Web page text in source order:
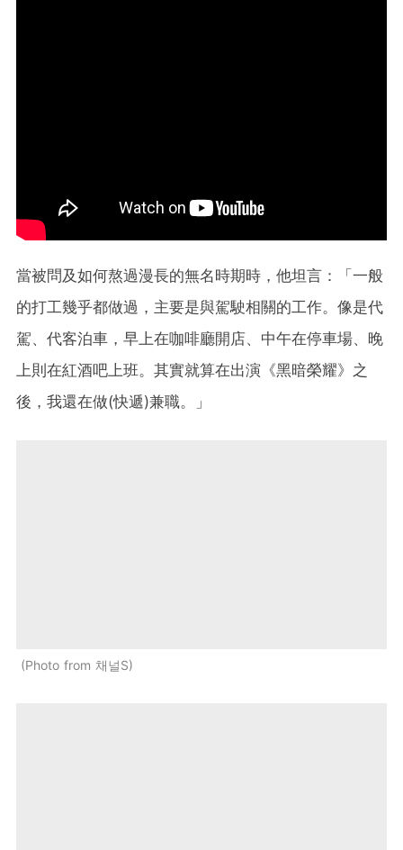
當被問及如何熬過漫長的無名時期時，他坦言：「一般
的打工幾乎都做過，主要是與駕駛相關的工作。像是代
駕、代客泊車，早上在咖啡廳開店、中午在停車場、晚
上則在紅酒吧上班。其實就算在出演《黑暗榮耀》之
後，我還在做(快遞)兼職。」
Photo from 채널S